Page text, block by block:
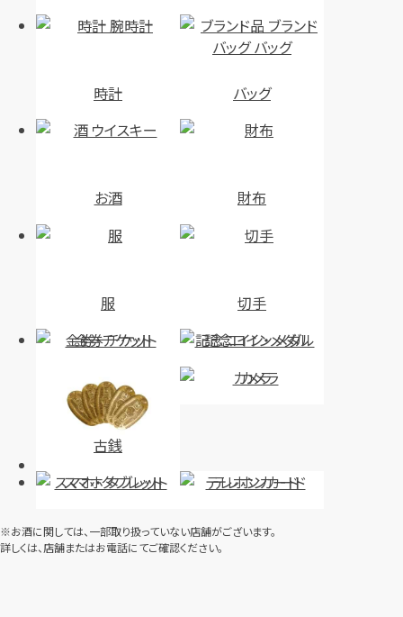
時計 バッグ
お酒 財布
服
切手
金券・チケット
記念コイン・メダル
古銭
カメラ
スマホ・タブレット テレホンカード
※お酒に関しては、一部取り扱っていない店舗がございます。
詳しくは、店舗またはお電話にてご確認ください。